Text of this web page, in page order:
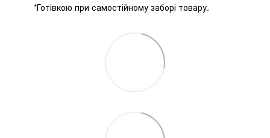
*Готівкою при самостійному заборі товару.